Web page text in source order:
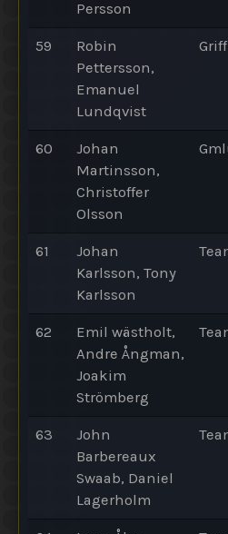
Persson
59
Robin
Pettersson,
Emanuel
Lundqvist
60
Johan
Martinsson,
Christoffer
Olsson
61
Johan
Karlsson, Tony
Karlsson
62
Emil wästholt,
Andre Ångman,
Joakim
Strömberg
63
John
Barbereaux
Swaab, Daniel
Lagerholm